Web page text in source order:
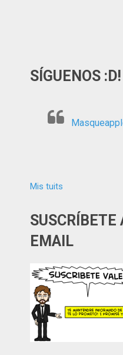
SÍGUENOS :D!
Mis tuits
SUSCRÍBETE
EMAIL